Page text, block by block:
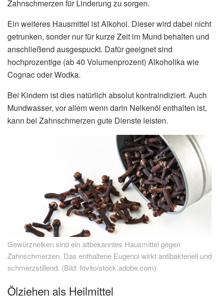
Zahnschmerzen für Linderung zu sorgen.
Ein weiteres Hausmittel ist Alkohol. Dieser wird dabei nicht
getrunken, sonder nur für kurze Zeit im Mund behalten und
anschließend ausgespuckt. Dafür geeignet sind
hochprozentige (ab 40 Volumenprozent) Alkoholika wie
Cognac oder Wodka.
Bei Kindern ist dies natürlich absolut kontraindiziert. Auch
Mundwasser, vor allem wenn darin Nelkenöl enthalten ist,
kann bei Zahnschmerzen gute Dienste leisten.
Gewürznelken sind ein altbekanntes Hausmittel gegen
Zahnschmerzen. Das enthaltene Eugenol wirkt antibakteriell und
schmerzstillend. (Bild: fovito/stock.adobe.com)
Ölziehen als Heilmittel